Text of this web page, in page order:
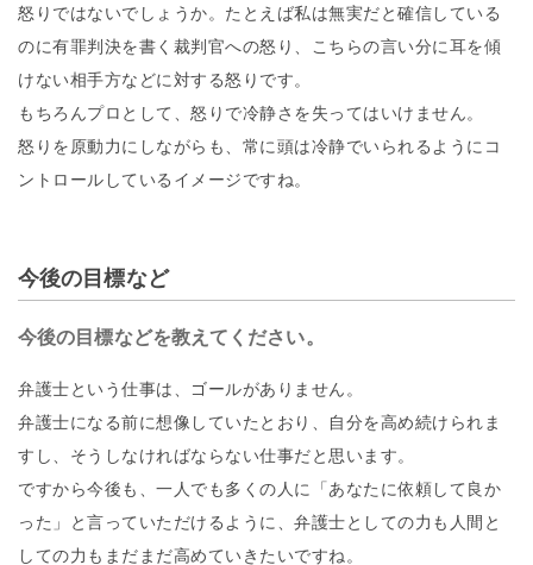
怒りではないでしょうか。たとえば私は無実だと確信している
のに有罪判決を書く裁判官への怒り、こちらの言い分に耳を傾
けない相手方などに対する怒りです。
もちろんプロとして、怒りで冷静さを失ってはいけません。
怒りを原動力にしながらも、常に頭は冷静でいられるようにコ
ントロールしているイメージですね。
今後の目標など
今後の目標などを教えてください。
弁護士という仕事は、ゴールがありません。
弁護士になる前に想像していたとおり、自分を高め続けられま
すし、そうしなければならない仕事だと思います。
ですから今後も、一人でも多くの人に「あなたに依頼して良か
った」と言っていただけるように、弁護士としての力も人間と
しての力もまだまだ高めていきたいですね。